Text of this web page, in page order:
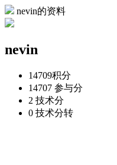
nevin的资料
nevin
14709积分
14707 参与分
2 技术分
0 技术分转